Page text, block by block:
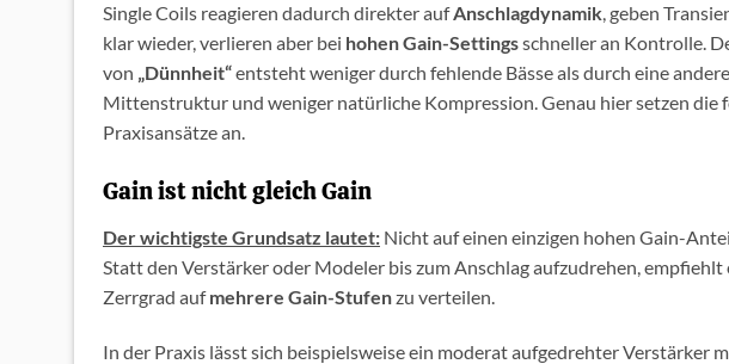
Single Coils reagieren dadurch direkter aufAnschlagdynamik, geben
klar wieder, verlieren aber bei hohen Gain-Settingsschneller an Kontrolle.
von „Dünnheit“entsteht weniger durch fehlende Bässe als durch eine andere
Mittenstruktur und weniger natürliche Kompression. Genau hier setzen die
Praxisansätze an.
Gain ist nicht gleich Gain
Der wichtigste Grundsatz lautet: Nicht auf einen einzigen hohen Gain-
Statt den Verstärker oder Modeler bis zum Anschlag aufzudrehen, empfiehlt
Zerrgrad aufmehrere Gain-Stufenzu verteilen.
In der Praxis lässt sich beispielsweise ein moderat aufgedrehter Verstärker